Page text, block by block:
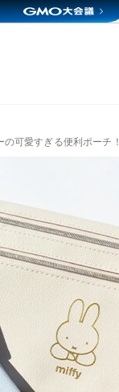
可愛すぎる便利ポーチ！